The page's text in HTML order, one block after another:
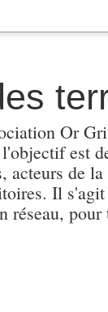
Or
est
acteurs de
Il